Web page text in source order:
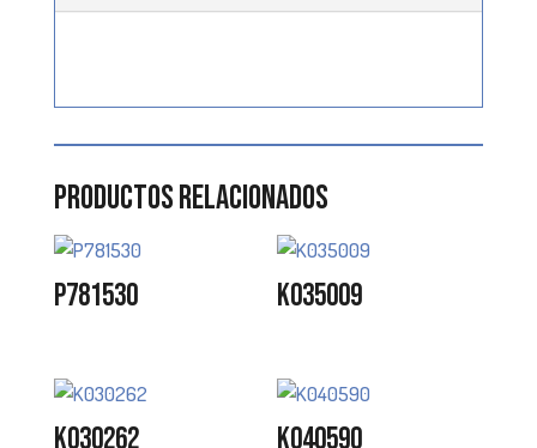
Productos relacionados
P781530 K035009
K030262 K040590